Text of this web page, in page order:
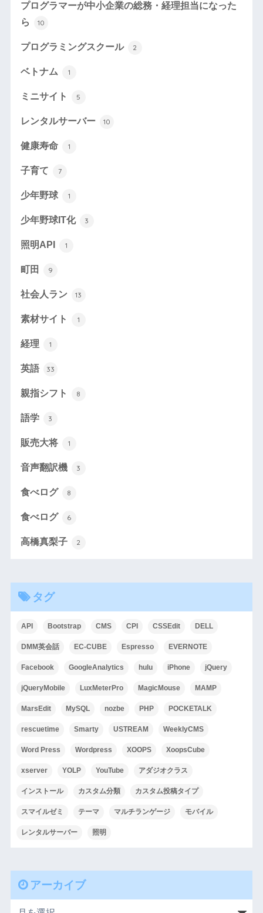
プログラマーが中小企業の総務・経理担当になった
ら
10
プログラミングスクール 2
ベトナム 1
ミニサイト 5
レンタルサーバー 10
健康寿命 1
子育て 7
少年野球 1
少年野球IT化 3
照明API 1
町田 9
社会人ラン 13
素材サイト 1
経理 1
英語 33
親指シフト 8
語学 3
販売大将 1
音声翻訳機 3
食べログ 8
食べログ 6
高橋真梨子 2
タグ
API Bootstrap CMS CPI CSSEdit DELL
DMM英会話 EC-CUBE Espresso EVERNOTE
Facebook GoogleAnalytics hulu iPhone jQuery
jQueryMobile LuxMeterPro MagicMouse MAMP
MarsEdit MySQL nozbe PHP POCKETALK
rescuetime Smarty USTREAM WeeklyCMS
Word Press Wordpress XOOPS XoopsCube
xserver YOLP YouTube アダジオクラス
インストール カスタム分類 カスタム投稿タイプ
スマイルゼミ テーマ マルチランゲージ モバイル
レンタルサーバー 照明
アーカイブ